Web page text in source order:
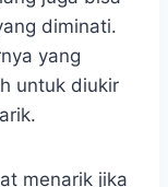
diminati.
yang
untuk diukir
menarik jika